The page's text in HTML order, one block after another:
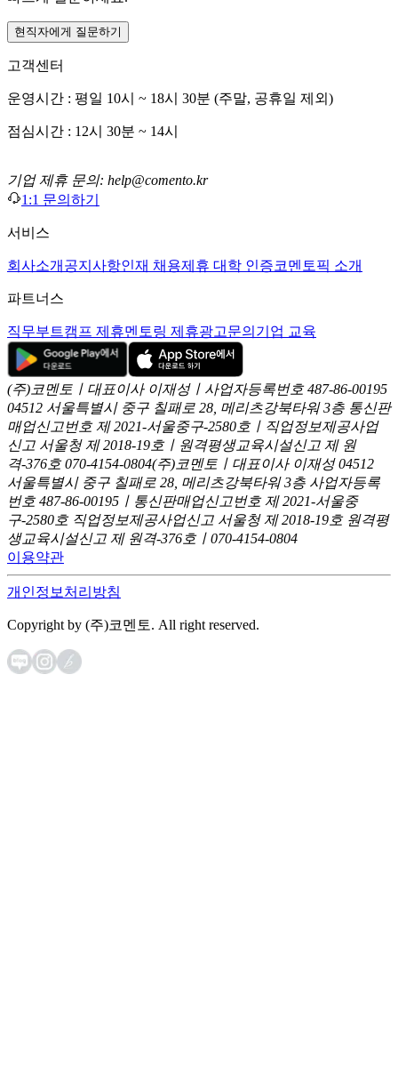
현직자에게 질문하기
고객센터
운영시간 : 평일 10시 ~ 18시 30분 (주말, 공휴일 제외)
점심시간 : 12시 30분 ~ 14시
기업 제휴 문의: help@comento.kr
1:1 문의하기
서비스
회사소개 공지사항인재 채용제휴 대학 인증코멘토픽 소개
파트너스
직무부트캠프 제휴멘토링 제휴광고문의 기업 교육
(주)코멘토ㅣ대표이사 이재성ㅣ사업자등록번호 487-86-00195
04512 서울특별시 중구 칠패로 28, 메리츠강북타워 3층 통신판
매업신고번호 제 2021-서울중구-2580호ㅣ직업정보제공사업
신고 서울청 제 2018-19호ㅣ원격평생교육시설신고 제 원
격-376호 070-4154-0804(주)코멘토ㅣ대표이사 이재성 04512
서울특별시 중구 칠패로 28, 메리츠강북타워 3층 사업자등록
번호 487-86-00195ㅣ통신판매업신고번호 제 2021-서울중
구-2580호 직업정보제공사업신고 서울청 제 2018-19호 원격평
생교육시설신고 제 원격-376호ㅣ070-4154-0804
이용약관
개인정보처리방침
Copyright by (주)코멘토. All right reserved.